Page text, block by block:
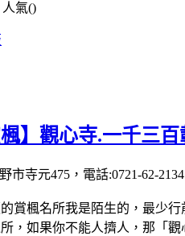
人氣()
楓】觀心寺.一千三
市寺元475，電話:0721-62-
的賞楓名所我是陌生的，最少
，如果你不能人擠人，那「觀